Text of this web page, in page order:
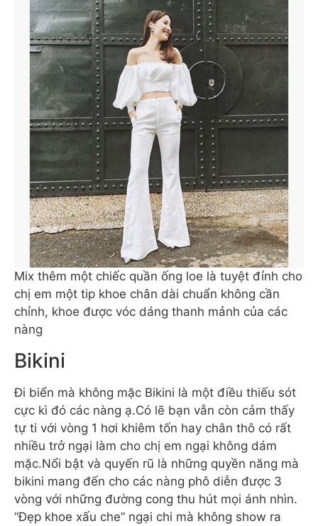
Mix thêm một chiếc quần ống loe là tuyệt đỉnh cho
chị em một tip khoe chân dài chuẩn không cần
chỉnh, khoe được vóc dáng thanh mảnh của các
nàng
Bikini
Đi biển mà không mặc Bikini là một điều thiếu sót
cực kì đó các nàng ạ.Có lẽ bạn vẫn còn cảm thấy
tự ti với vòng 1 hơi khiêm tốn hay chân thô có rất
nhiều trở ngại làm cho chị em ngại không dám
mặc.Nổi bật và quyến rũ là những quyền năng mà
bikini mang đến cho các nàng phô diễn được 3
vòng với những đường cong thu hút mọi ánh nhìn.
“Đẹp khoe xấu che” ngại chi mà không show ra